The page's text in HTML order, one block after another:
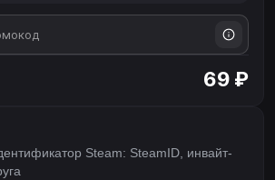
69 ₽
Steam: SteamID, инвайт-